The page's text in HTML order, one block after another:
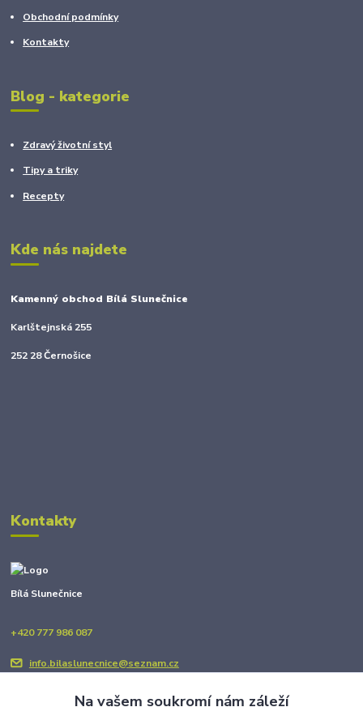
Obchodní podmínky
Kontakty
Blog - kategorie
Zdravý životní styl
Tipy a triky
Recepty
Kde nás najdete
Kamenný obchod Bílá Slunečnice
Karlštejnská 255
252 28 Černošice
Kontakty
Bílá Slunečnice
+420 777 986 087
info.bilaslunecnice@seznam.cz
Na vašem soukromí nám záleží